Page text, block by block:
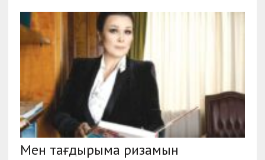
Мен тағдырыма ризамын